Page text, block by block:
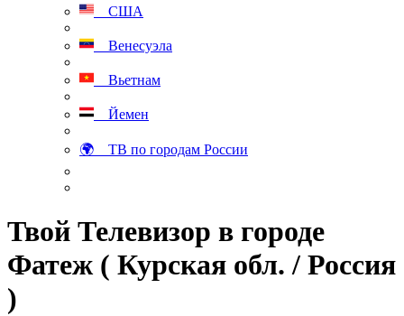
США
Венесуэла
Вьетнам
Йемен
🌍 ТВ по городам России
Твой Телевизор в городе
Фатеж ( Курская обл. / Россия
)